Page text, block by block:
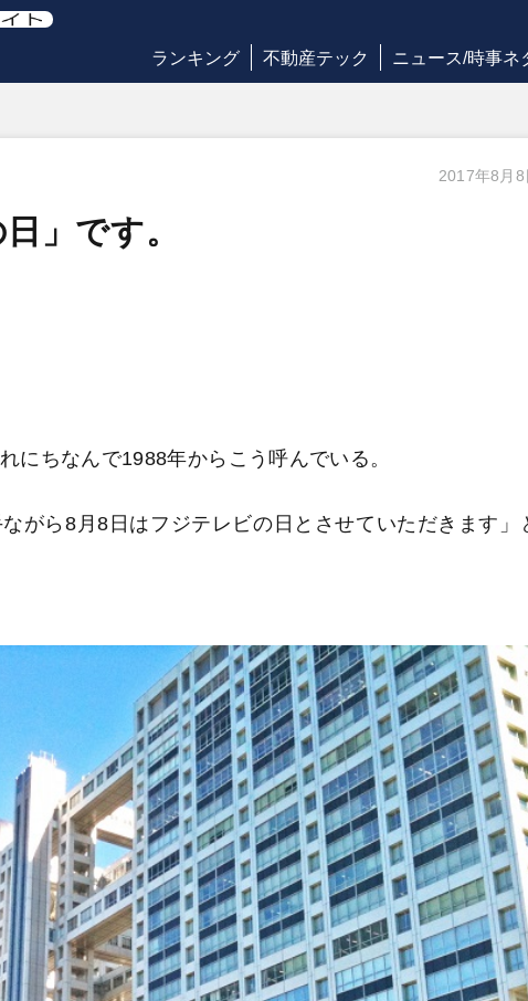
ランキング 不動産テック ニュース/時事ネ
2017年8月8
」です。
にちなんで1988年からこう呼んでいる。
がら8月8日はフジテレビの日とさせていただきます」